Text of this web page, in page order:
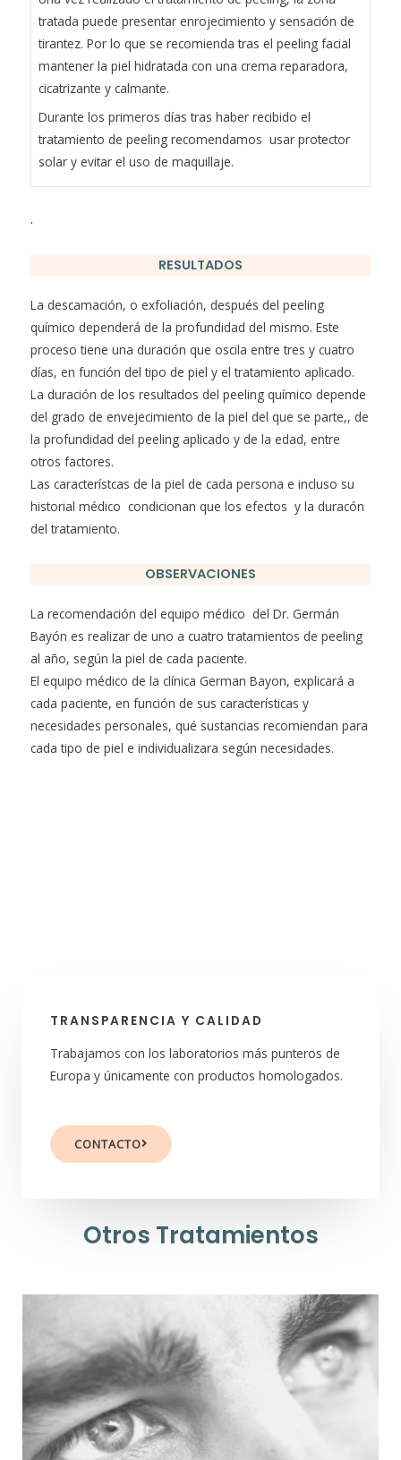
tratada puede presentar enrojecimiento y sensación de
tirantez. Por lo que se recomiendatras el peeling facial
mantener la piel hidratada con una crema reparadora,
cicatrizante y calmante.
Durante los primeros días tras haber recibido el
tratamiento de peeling recomendamos usar protector
solar y evitar el uso de maquillaje.
.
RESULTADOS
La descamación, o exfoliación, después del peeling
químico dependerá de la profundidad del mismo. Este
proceso tiene una duración que oscila entre tres y cuatro
días, en función del tipo de piel y el tratamiento aplicado.
La duración de los resultados del peeling químico depende
del grado de envejecimiento de la piel del que se parte,, de
la profundidad del peeling aplicado y de la edad, entre
otros factores.
Las característcas de la piel de cada persona e incluso su
historial médico condicionan que los efectos y la duracón
del tratamiento.
OBSERVACIONES
La recomendación del equipo médico del Dr. Germán
Bayón es realizar de uno a cuatro tratamientos de peeling
al año, según la piel de cada paciente.
El equipo médico de la clínica German Bayon, explicará a
cada paciente, en función de sus características y
necesidades personales, qué sustancias recomiendan para
cada tipo de piel e individualizara según necesidades.
TRANSPARENCIA Y CALIDAD
Trabajamos con los laboratorios más punteros de
Europa y únicamente con productos homologados.
CONTACTO
Otros Tratamientos